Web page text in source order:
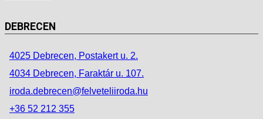
DEBRECEN
4025 Debrecen, Postakert u. 2.
4034 Debrecen, Faraktár u. 107.
iroda.debrecen@felveteliiroda.hu
+36 52 212 355